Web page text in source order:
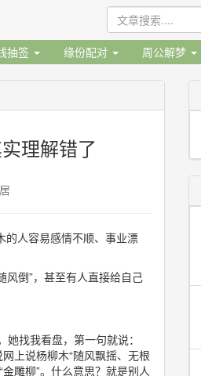
抽签 缘份配对 周公解梦
理解错了
的人容易感情不顺、事业漂
风倒”，甚至有人直接给自己
找我看盘，第一句就说：
上说杨柳木“随风飘摇、无根
雕柳”。什么意思？就是别人